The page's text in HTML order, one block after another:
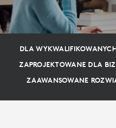
DLA
ZAPROJEKTOWANE DLA
ZAAWANSOWANE